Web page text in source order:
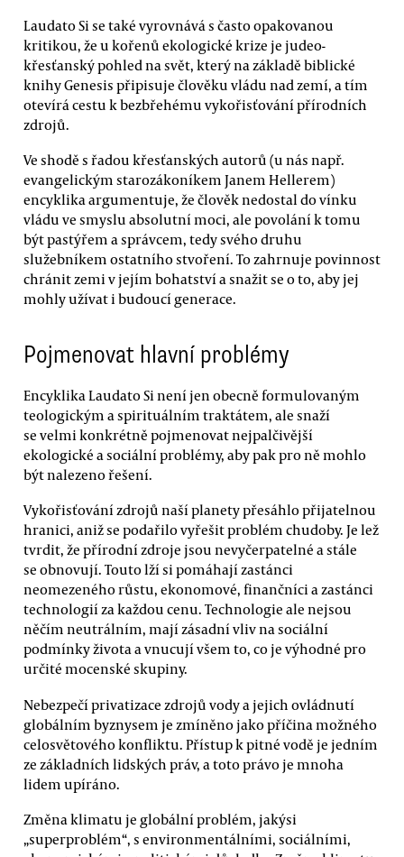
Laudato Si se také vyrovnává s často opakovanou
kritikou, že u kořenů ekologické krize je judeo-
křesťanský pohled na svět, který na základě biblické
knihy Genesis připisuje člověku vládu nad zemí, a tím
otevírá cestu k bezbřehému vykořisťování přírodních
zdrojů.
Ve shodě s řadou křesťanských autorů (u nás např.
evangelickým starozákoníkem Janem Hellerem)
encyklika argumentuje, že člověk nedostal do vínku
vládu ve smyslu absolutní moci, ale povolání k tomu
být pastýřem a správcem, tedy svého druhu
služebníkem ostatního stvoření. To zahrnuje povinnost
chránit zemi v jejím bohatství a snažit se o to, aby jej
mohly užívat i budoucí generace.
Pojmenovat hlavní problémy
Encyklika Laudato Si není jen obecně formulovaným
teologickým a spirituálním traktátem, ale snaží
se velmi konkrétně pojmenovat nejpalčivější
ekologické a sociální problémy, aby pak pro ně mohlo
být nalezeno řešení.
Vykořisťování zdrojů naší planety přesáhlo přijatelnou
hranici, aniž se podařilo vyřešit problém chudoby. Je lež
tvrdit, že přírodní zdroje jsou nevyčerpatelné a stále
se obnovují. Touto lží si pomáhají zastánci
neomezeného růstu, ekonomové, finančníci a zastánci
technologií za každou cenu. Technologie ale nejsou
něčím neutrálním, mají zásadní vliv na sociální
podmínky života a vnucují všem to, co je výhodné pro
určité mocenské skupiny.
Nebezpečí privatizace zdrojů vody a jejich ovládnutí
globálním byznysem je zmíněno jako příčina možného
celosvětového konfliktu. Přístup k pitné vodě je jedním
ze základních lidských práv, a toto právo je mnoha
lidem upíráno.
Změna klimatu je globální problém, jakýsi
„superproblém“, s environmentálními, sociálními,